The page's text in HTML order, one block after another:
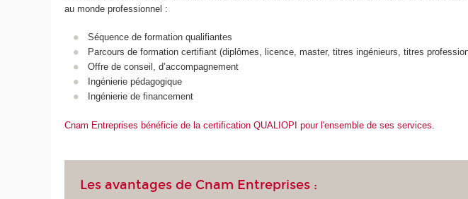
au monde professionnel :
Séquence de formation qualifiantes
Parcours de formation certifiant (diplômes, licence, master, titres ingénieurs, titres
Offre de conseil, d’accompagnement
Ingénierie pédagogique
Ingénierie de financement
Cnam Entreprises bénéficie de la certification QUALIOPI pour l'ensemble de ses services.
Les avantages de Cnam Entreprises :